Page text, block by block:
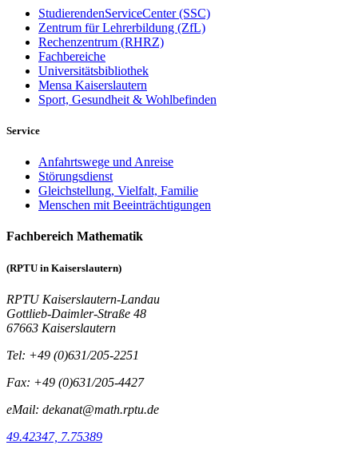
StudierendenServiceCenter (SSC)
Zentrum für Lehrerbildung (ZfL)
Rechenzentrum (RHRZ)
Fachbereiche
Universitätsbibliothek
Mensa Kaiserslautern
Sport, Gesundheit & Wohlbefinden
Service
Anfahrtswege und Anreise
Störungsdienst
Gleichstellung, Vielfalt, Familie
Menschen mit Beeinträchtigungen
Fachbereich Mathematik
(RPTU in Kaiserslautern)
RPTU Kaiserslautern-Landau
Gottlieb-Daimler-Straße 48
67663 Kaiserslautern
Tel: +49 (0)631/205-2251
Fax: +49 (0)631/205-4427
eMail: dekanat@math.rptu.de
49.42347, 7.75389